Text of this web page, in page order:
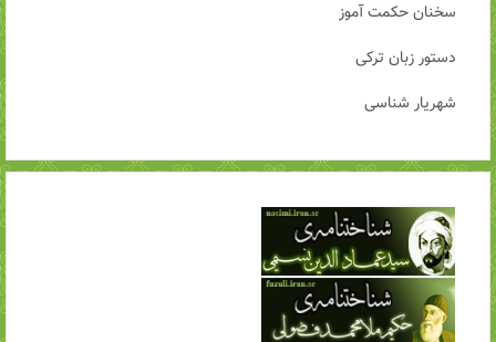
سخنان حکمت آموز
دستور زبان ترکی
شهریار شناسی